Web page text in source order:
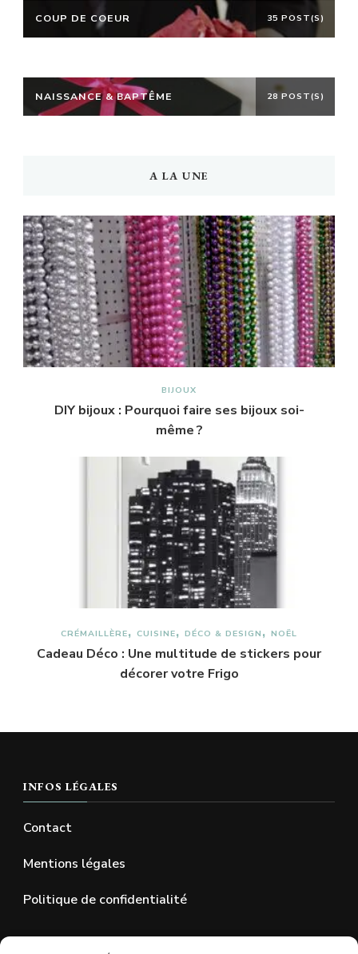
COUP DE COEUR 35 POST(S)
NAISSANCE & BAPTÊME 28 POST(S)
A LA UNE
BIJOUX
DIY bijoux : Pourquoi faire ses bijoux soi-
même ?
CRÉMAILLÈRE CUISINE DÉCO & DESIGN NOËL
Cadeau Déco : Une multitude de stickers pour
décorer votre Frigo
INFOS LÉGALES
Contact
Mentions légales
Politique de confidentialité